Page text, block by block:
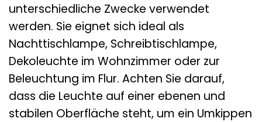
unterschiedliche Zwecke verwendet
werden. Sie eignet sich ideal als
Nachttischlampe, Schreibtischlampe,
Dekoleuchte im Wohnzimmer oder zur
Beleuchtung im Flur. Achten Sie darauf,
dass die Leuchte auf einer ebenen und
stabilen Oberfläche steht, um ein Umkippen